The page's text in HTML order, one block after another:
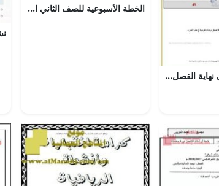
دليل تصحيح امتحان نهاية الفصل الأول للعام – , (رياضيات) الخامس
الخطة الأسبوعية للصف الثاني الأسبوع الأول لمدرسة الشعلة الخاصة, (المدارس) الثاني